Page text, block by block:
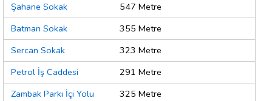
Şahane Sokak
547 Metre
Batman Sokak
355 Metre
Sercan Sokak
323 Metre
Petrol İş Caddesi
291 Metre
Zambak Parkı İçi Yolu
325 Metre